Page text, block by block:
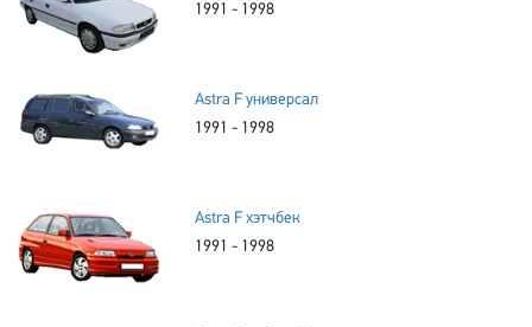
1991 - 1998
Astra F универсал
1991 - 1998
Astra F хэтчбек
1991 - 1998